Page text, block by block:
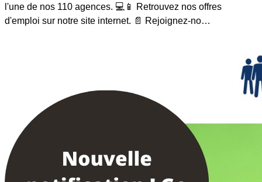
l'une de nos 110 agences. 💻📱 Retrouvez nos offres
d'emploi sur notre site internet. 📄 Rejoignez-no…